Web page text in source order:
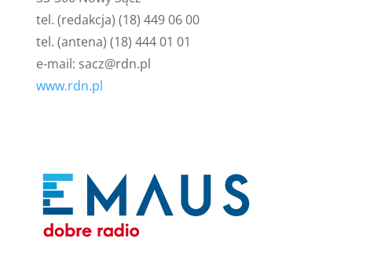
tel. (redakcja) (18) 449 06 00
tel. (antena) (18) 444 01 01
e-mail: sacz@rdn.pl
www.rdn.pl